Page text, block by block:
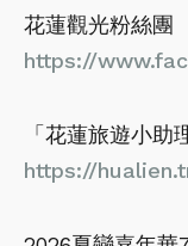
花蓮觀光粉絲團
https://
「花蓮旅遊小助
https://